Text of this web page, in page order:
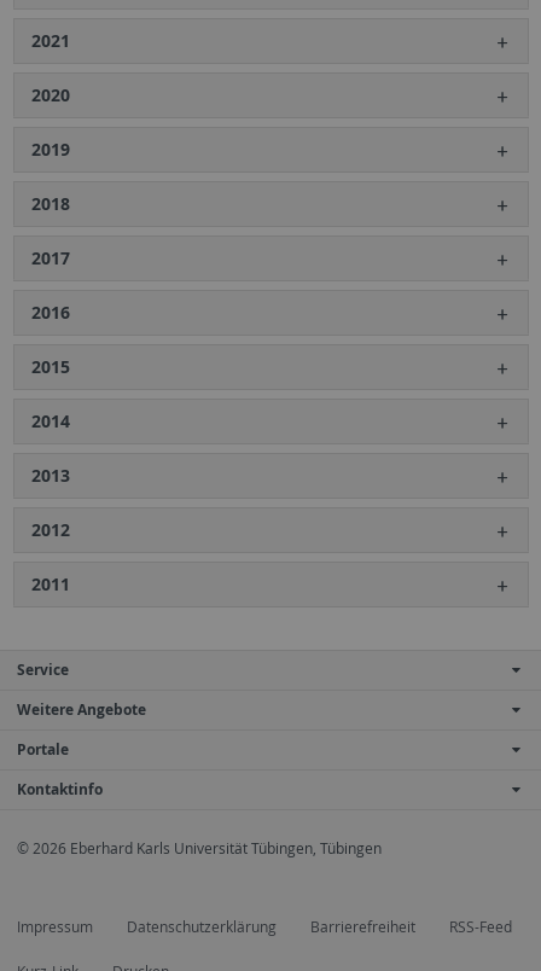
2021
2020
2019
2018
2017
2016
2015
2014
2013
2012
2011
Service
Weitere Angebote
Portale
Kontaktinfo
© 2026 Eberhard Karls Universität Tübingen, Tübingen
Impressum Datenschutzerklärung Barrierefreiheit RSS-Feed